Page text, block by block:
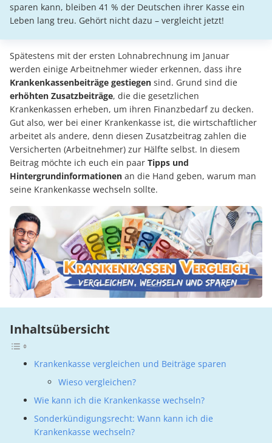
sparen kann, bleiben 41 % der Deutschen ihrer Kasse ein
Leben lang treu. Gehört nicht dazu – vergleicht jetzt!
Spätestens mit der ersten Lohnabrechnung im Januar
werden einige Arbeitnehmer wieder erkennen, dass ihre
Krankenkassenbeiträge gestiegen sind. Grund sind die
erhöhten Zusatzbeiträge, die die gesetzlichen
Krankenkassen erheben, um ihren Finanzbedarf zu decken.
Gut also, wer bei einer Krankenkasse ist, die wirtschaftlicher
arbeitet als andere, denn diesen Zusatzbeitrag zahlen die
Versicherten (Arbeitnehmer) zur Hälfte selbst. In diesem
Beitrag möchte ich euch ein paar Tipps und
Hintergrundinformationen an die Hand geben, warum man
seine Krankenkasse wechseln sollte.
Inhaltsübersicht
Krankenkasse vergleichen und Beiträge sparen
Wieso vergleichen?
Wie kann ich die Krankenkasse wechseln?
Sonderkündigungsrecht: Wann kann ich die
Krankenkasse wechseln?